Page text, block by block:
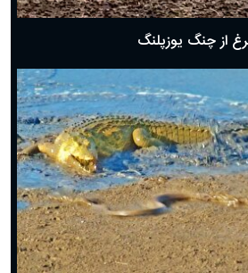
از چنگ یوزپلنگ